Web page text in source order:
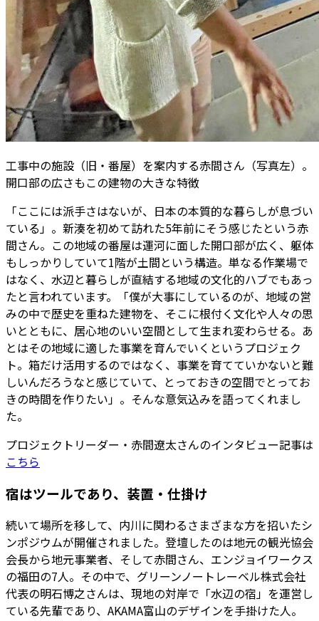
工事中の施設（旧・番屋）を案内する赤間さん（写真左）。
開口部の広さもこの建物の大きな特徴
「ここには派手さはないが、日本の本質的な暮らしが息づい
ている」。新湊を初めて訪れた5年前にそう感じたという赤
間さん。この地域の番屋は運河に面した開口部が広く、躯体
もしっかりしていて1階が土間という構造。単なる作業場で
はなく、水辺と暮らしが直結する地域の文化的ハブでもあっ
たと言われています。「僕が大事にしているのが、地域の営
みの中で歴史を重ねた建物を、そこに根付く文化や人々の思
いとともに、居心地のいい空間として生まれ変わらせる。あ
とはその地域に適した事業を育んでいくというプロジェク
ト。箱だけ活用するのではなく、事業を育てていかないと難
しいんだろうなと感じていて、とっておきの空間でとってお
きの時間を作りたい」。そんな意気込みを語ってくれまし
た。
プロジェクトリーダー・赤間遼太さんのインタビュー記事は
こちら
宿はツールであり、装置・仕掛け
続いて場所を移して、内川に関わるさまざまな方を招いたシ
ンポジウムが開催されました。登壇したのは地元の観光協会
会長から地元事業者、そして赤間さん、エンジョイワークス
の福田の7人。その中で、グリーンノートレーベル株式会社
代表の明石博之さんは、現地の対岸で「水辺の宿」を運営し
ている先輩であり、AKAMA富山のデザインを手掛けた人。